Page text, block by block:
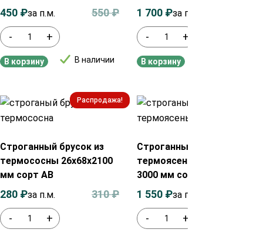
- +
В наличии
550₽
450 ₽за п.м.
В корзину
- +
1 700 ₽за п.м.
В корзину
Распродажа!
Строганный брусок из
термососны 26х68х2100
мм сорт АВ
- +
310₽
280 ₽за п.м.
Строганный брусок из
термоясеня 30х40х600-
3000 мм сорт Экстра
- +
1 550 ₽за п.м.